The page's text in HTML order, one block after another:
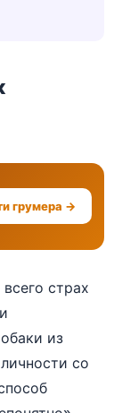
грумера →
страх
из
со